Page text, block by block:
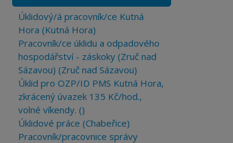
Úklidový/á pracovník/ce Kutná
Hora (Kutná Hora)
Pracovník/ce úklidu a odpadového
hospodářství - záskoky (Zruč nad
Sázavou) (Zruč nad Sázavou)
Úklid pro OZP/ID PMS Kutná Hora,
zkrácený úvazek 135 Kč/hod.,
volné víkendy. ()
Úklidové práce (Chabeřice)
Pracovník/pracovnice správy